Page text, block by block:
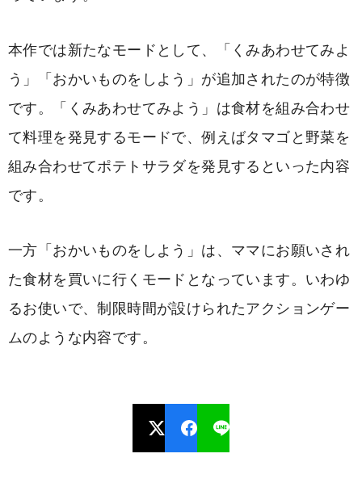
本作では新たなモードとして、「くみあわせてみよ
う」「おかいものをしよう」が追加されたのが特徴
です。「くみあわせてみよう」は食材を組み合わせ
て料理を発見するモードで、例えばタマゴと野菜を
組み合わせてポテトサラダを発見するといった内容
です。
一方「おかいものをしよう」は、ママにお願いされ
た食材を買いに行くモードとなっています。いわゆ
るお使いで、制限時間が設けられたアクションゲー
ムのような内容です。